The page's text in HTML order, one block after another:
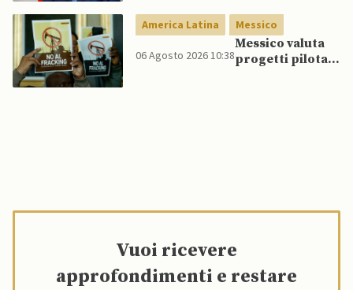
per rafforzare la
sicurezza
America Latina Messico
06 Agosto 2026 10:38
Messico valuta
progetti pilota
Vuoi ricevere
approfondimenti e restare